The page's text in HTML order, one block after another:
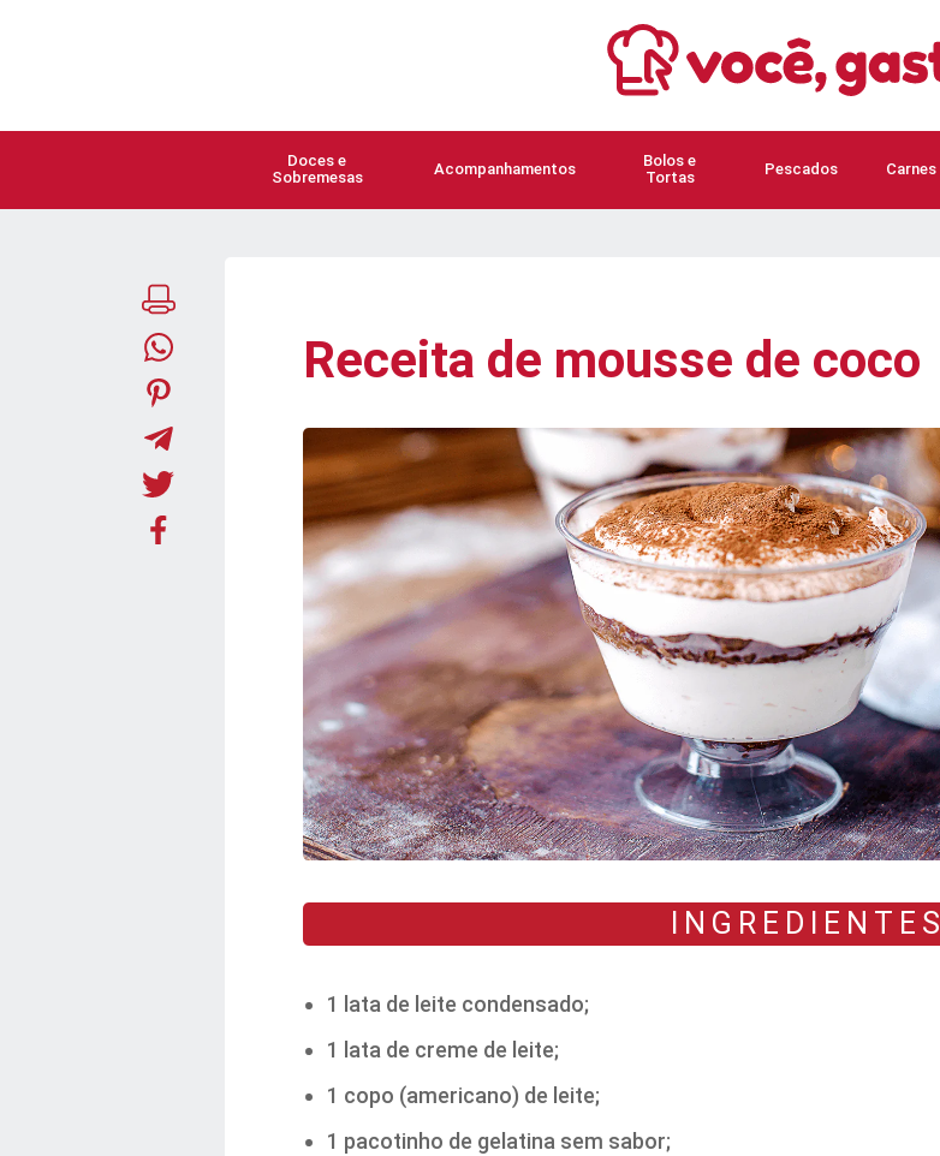
Doces e
Sobremesas
Acompanhamentos
Bolos e
Tortas
Pescados Carnes
Receita de mousse de coco
INGREDIENTES
1 lata de leite condensado;
1 lata de creme de leite;
1 copo (americano) de leite;
1 pacotinho de gelatina sem sabor;